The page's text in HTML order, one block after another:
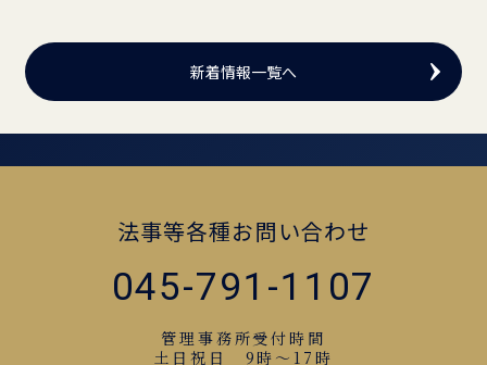
新着情報一覧へ
法事等各種お問い合わせ
045-791-1107
管理事務所受付時間
土日祝日 9時～17時